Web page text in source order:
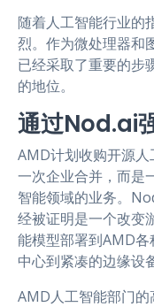
k
随着人工智能行业的
烈。作为微处理器和
已经采取了重要的步
的地位。
通过Nod.ai
AMD计划收购开源人
一次企业合并，而是
智能领域的业务。
经被证明是一个改变
能模型部署到AMD
中心到紧凑的边缘设备
AMD人工智能部门